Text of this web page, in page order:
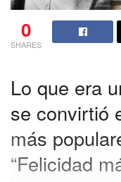
0
SHARES
Lo que era
se convirtió
más
“Felicidad